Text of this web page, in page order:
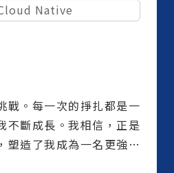
Native
戰。每一次的掙扎都是一
不斷成長。我相信，正是
塑造了我成為一名更強大